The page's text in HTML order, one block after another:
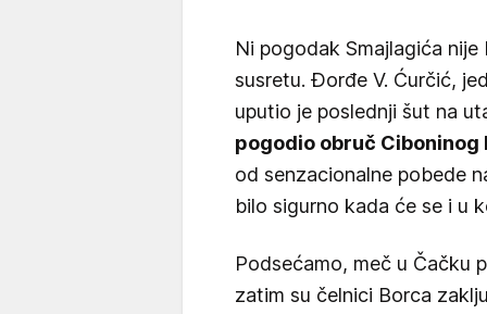
Ni pogodak Smajlagića
susretu. Đorđe V. Ćurčić,
uputio je poslednji šut na
pogodio obruč Ciboninog
od senzacionalne pobede
bilo sigurno kada će se i u
Podsećamo, meč u Čačku
zatim su čelnici Borca